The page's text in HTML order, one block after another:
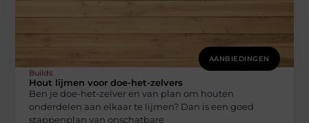
AANBIEDINGEN
Builds
Hout lijmen voor doe-het-zelvers
Ben je doe-het-zelver en van plan om houten
onderdelen aan elkaar te lijmen? Dan is een goed
stappenplan van onschatbare